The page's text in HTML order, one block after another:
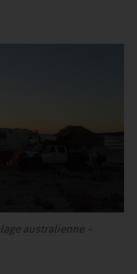
australienne –